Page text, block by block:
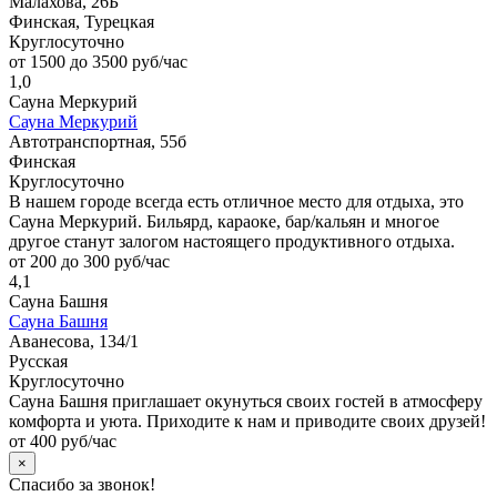
Финская, Турецкая
Круглосуточно
от 1500 до 3500 руб/час
1,0
Сауна Меркурий
Сауна Меркурий
Автотранспортная, 55б
Финская
Круглосуточно
В нашем городе всегда есть отличное место для отдыха, это
Сауна Меркурий. Бильярд, караоке, бар/кальян и многое
другое станут залогом настоящего продуктивного отдыха.
от 200 до 300 руб/час
4,1
Сауна Башня
Сауна Башня
Аванесова, 134/1
Русская
Круглосуточно
Сауна Башня приглашает окунуться своих гостей в атмосферу
комфорта и уюта. Приходите к нам и приводите своих друзей!
от 400 руб/час
×
Спасибо за звонок!